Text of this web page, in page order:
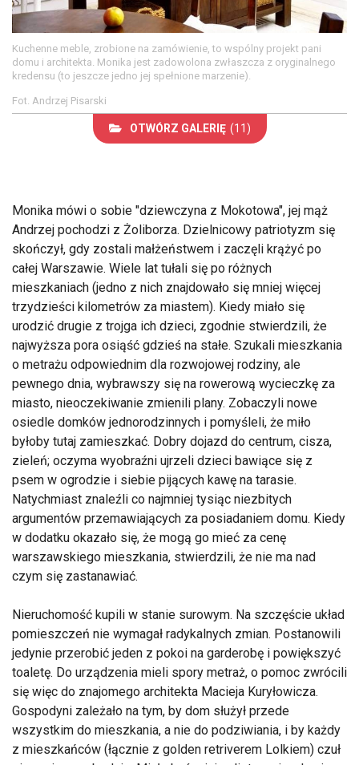
Kuchenne meble, zrobione na zamówienie, to wspólny projekt pani
domu i architekta. Monika jest zadowolona zwłaszcza z oryginalnego
kredensu (to jeszcze jedno jej spełnione marzenie).
Fot. Andrzej Pisarski
OTWÓRZ GALERIĘ (11)
Monika mówi o sobie "dziewczyna z Mokotowa", jej mąż
Andrzej pochodzi z Żoliborza. Dzielnicowy patriotyzm się
skończył, gdy zostali małżeństwem i zaczęli krążyć po
całej Warszawie. Wiele lat tułali się po różnych
mieszkaniach (jedno z nich znajdowało się mniej więcej
trzydzieści kilometrów za miastem). Kiedy miało się
urodzić drugie z trojga ich dzieci, zgodnie stwierdzili, że
najwyższa pora osiąść gdzieś na stałe. Szukali mieszkania
o metrażu odpowiednim dla rozwojowej rodziny, ale
pewnego dnia, wybrawszy się na rowerową wycieczkę za
miasto, nieoczekiwanie zmienili plany. Zobaczyli nowe
osiedle domków jednorodzinnych i pomyśleli, że miło
byłoby tutaj zamieszkać. Dobry dojazd do centrum, cisza,
zieleń; oczyma wyobraźni ujrzeli dzieci bawiące się z
psem w ogrodzie i siebie pijących kawę na tarasie.
Natychmiast znaleźli co najmniej tysiąc niezbitych
argumentów przemawiających za posiadaniem domu. Kiedy
w dodatku okazało się, że mogą go mieć za cenę
warszawskiego mieszkania, stwierdzili, że nie ma nad
czym się zastanawiać.
Nieruchomość kupili w stanie surowym. Na szczęście układ
pomieszczeń nie wymagał radykalnych zmian. Postanowili
jedynie przerobić jeden z pokoi na garderobę i powiększyć
toaletę. Do urządzenia mieli spory metraż, o pomoc zwrócili
się więc do znajomego architekta Macieja Kuryłowicza.
Gospodyni zależało na tym, by dom służył przede
wszystkim do mieszkania, a nie do podziwiania, i by każdy
z mieszkańców (łącznie z golden retriverem Lolkiem) czuł